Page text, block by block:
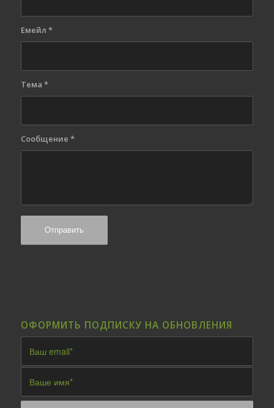
Емейл *
Тема *
Сообщение *
ОФОРМИТЬ ПОДПИСКУ НА ОБНОВЛЕНИЯ